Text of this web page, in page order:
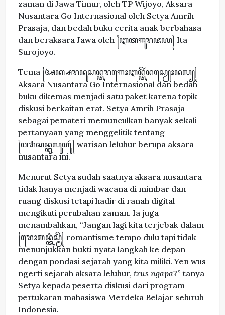
zaman di Jawa Timur, oleh TP Wijoyo, Aksara
Nusantara Go Internasional oleh Setya Amrih
Prasaja, dan bedah buku cerita anak berbahasa
dan beraksara Jawa oleh ꧌ꦆꦠꦯꦸꦫꦗꦪ꧍ Ita
Surojoyo.
Tema ꧌ꦄꦏ꧀ꦱꦫꦤꦸꦱꦤ꧀ꦠꦫꦒꦺꦴꦆꦤ꧀ꦠꦼꦂꦤꦱꦾꦺꦴꦤꦭ꧀꧍
Aksara Nusantara Go Internasional dan bedah
buku dikemas menjadi satu paket karena topik
diskusi berkaitan erat. Setya Amrih Prasaja
sebagai pemateri memunculkan banyak sekali
pertanyaan yang menggelitik tentang
꧌ꦮꦫꦶꦱꦤ꧀ꦊꦭꦸꦲꦸꦂ꧍ warisan leluhur berupa aksara
nusantara ini.
Menurut Setya sudah saatnya aksara nusantara
tidak hanya menjadi wacana di mimbar dan
ruang diskusi tetapi hadir di ranah digital
mengikuti perubahan zaman. Ia juga
menambahkan, “Jangan lagi kita terjebak dalam
꧌ꦫꦺꦴꦩꦤ꧀ꦠꦶꦱ꧀ꦩꦼ꧍ romantisme tempo dulu tapi tidak
menunjukkan bukti nyata langkah ke depan
dengan pondasi sejarah yang kita miliki. Yen wus
ngerti sejarah aksara leluhur, trus ngapa?” tanya
Setya kepada peserta diskusi dari program
pertukaran mahasiswa Merdeka Belajar seluruh
Indonesia.